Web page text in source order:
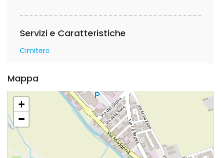
Servizi e Caratteristiche
Cimitero
Mappa
+
−